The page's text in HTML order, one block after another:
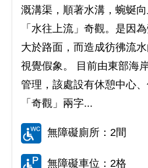
溉溝渠，順著水溝，蜿蜒
「水往上流」奇觀。是因
大於路面，而造成彷彿流
視覺假象。 目前由東部海
管理，該處設有休憩中心
「奇觀」兩字...
無障礙廁所：2間
無障礙車位：2格